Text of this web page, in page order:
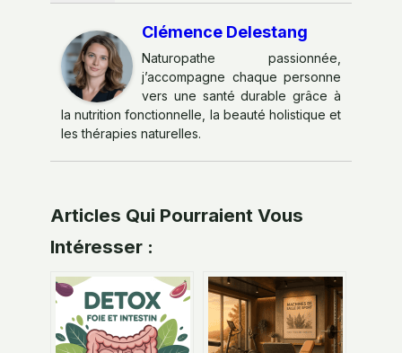
Clémence Delestang
Naturopathe passionnée,
j’accompagne chaque personne
vers une santé durable grâce à
la nutrition fonctionnelle, la beauté holistique et
les thérapies naturelles.
Articles Qui Pourraient Vous
Intéresser :